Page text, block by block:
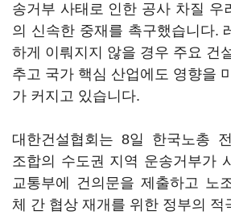
송거부 사태로 인한 공사 차질 우
의 신속한 중재를 촉구했습니다.
하게 이뤄지지 않을 경우 주요 건
추고 국가 핵심 산업에도 영향을
가 커지고 있습니다.
대한건설협회는 8일 한국노총
조합의 수도권 지역 운송거부가
교통부에 건의문을 제출하고 노
체 간 협상 재개를 위한 정부의 적